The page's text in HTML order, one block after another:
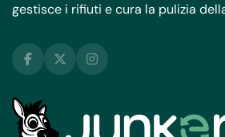
gestisce i rifiuti e cura la pulizia